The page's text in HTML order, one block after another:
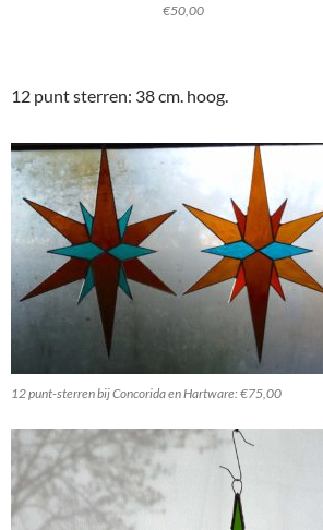
€50,00
12 punt sterren: 38 cm. hoog.
12 punt-sterren bij Concorida en Hartware: €75,00